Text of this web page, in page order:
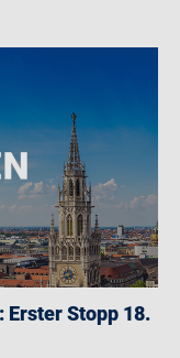
Erster Stopp 18.